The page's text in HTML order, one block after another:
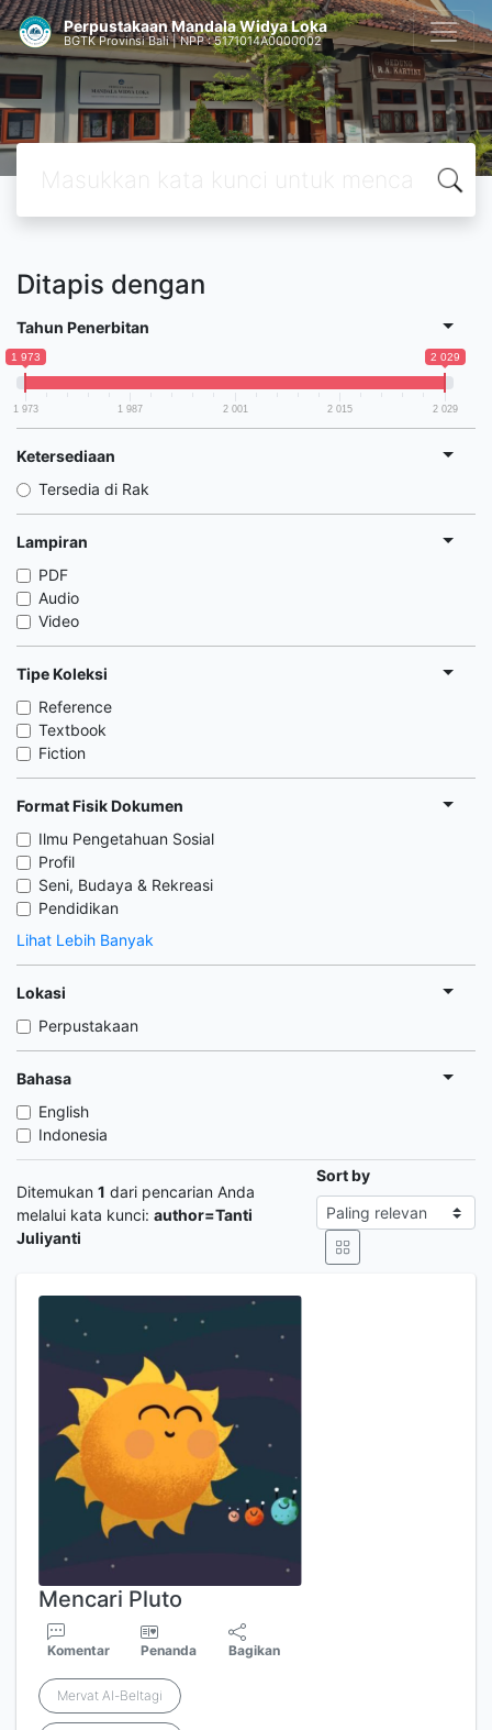
Perpustakaan Mandala Widya Loka
BGTK Provinsi Bali | NPP : 5171014A0000002
Ditapis dengan
Tahun Penerbitan
1 973 2 029
1 973 1 987 2 001 2 015 2 029
Ketersediaan
Tersedia di Rak
Lampiran
PDF
Audio
Video
Tipe Koleksi
Reference
Textbook
Fiction
Format Fisik Dokumen
Ilmu Pengetahuan Sosial
Profil
Seni, Budaya & Rekreasi
Pendidikan
Lihat Lebih Banyak
Lokasi
Perpustakaan
Bahasa
English
Indonesia
Ditemukan 1 dari pencarian Anda
melalui kata kunci: author=Tanti
Juliyanti
Sort by
Mencari Pluto
Komentar Penanda Bagikan
Mervat Al-Beltagi